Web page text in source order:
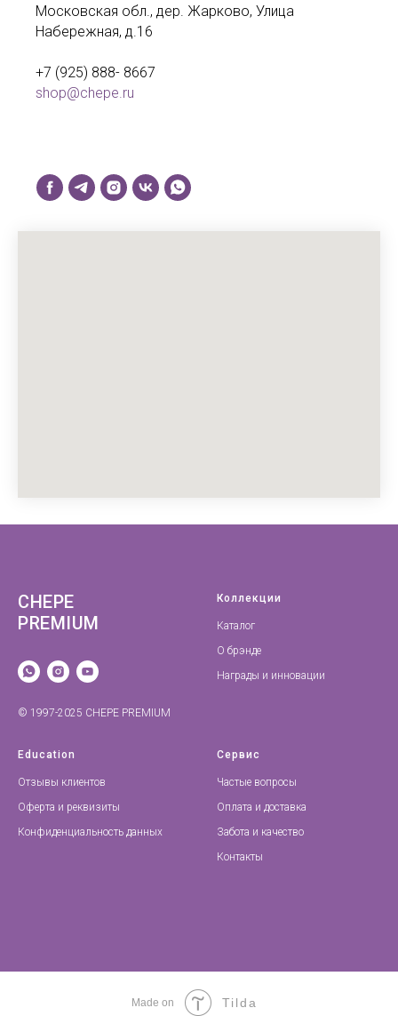
Московская обл., дер. Жарково, Улица
Набережная, д.16
+7 (925) 888- 8667
shop@chepe.ru
CHEPE
PREMIUM
© 1997-2025 CHEPE PREMIUM
Коллекции
Каталог
О брэнде
Награды и инновации
Education
Отзывы клиентов
Оферта и реквизиты
Конфиденциальность данных
Сервис
Частые вопросы
Оплата и доставка
Забота и качество
Контакты
Made on Tilda